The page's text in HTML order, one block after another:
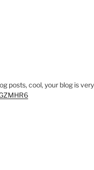
posts, cool, your blog is